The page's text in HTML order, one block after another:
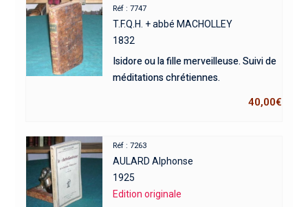
Réf : 7747
T.F.Q.H. + abbé MACHOLLEY
1832
Isidore ou la fille merveilleuse. Suivi de
méditations chrétiennes.
40,00€
Réf : 7263
AULARD Alphonse
1925
Edition originale